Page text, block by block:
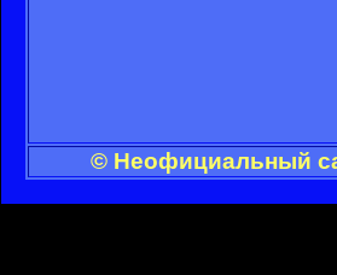
© Неофициальный